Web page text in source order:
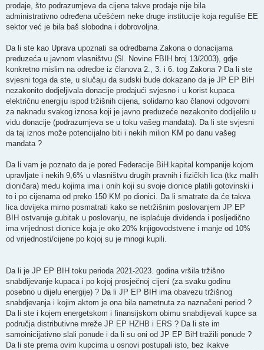
prodaje, što podrazumjeva da cijena takve prodaje nije bila
administrativno određena učešćem neke druge institucije koja reguliše EE
sektor već je bila baš slobodna i dobrovoljna.
Da li ste kao Uprava upoznati sa odredbama Zakona o donacijama
preduzeća u javnom vlasništvu (Sl. Novine FBIH broj 13/2003), gdje
konkretno mislim na odredbe iz članova 2., 3. i 6. tog Zakona ? Da li ste
svjesni toga da ste, u slučaju da sudski bude dokazano da je JP EP BiH
nezakonito dodjeljivala donacije prodajući svjesno i u korist kupaca
električnu energiju ispod tržišnih cijena, solidarno kao članovi odgovorni
za naknadu svakog iznosa koji je javno preduzeće nezakonito dodijelilo u
vidu donacije (podrazumjeva se u toku vašeg mandata). Da li ste svjesni
da taj iznos može potencijalno biti i nekih milion KM po danu vašeg
mandata ?
Da li vam je poznato da je pored Federacije BiH kapital kompanije kojom
upravljate i nekih 9,6% u vlasništvu drugih pravnih i fizičkih lica (tkz malih
dioničara) među kojima ima i onih koji su svoje dionice platili gotovinski i
to i po cijenama od preko 150 KM po dionici. Da li smatrate da će takva
lica dovijeka mirno posmatrati kako se netržišnim poslovanjem JP EP
BIH ostvaruje gubitak u poslovanju, ne isplaćuje dividenda i posljedično
ima vrijednost dionice koja je oko 20% knjigovodstvene i manje od 10%
od vrijednosti/cijene po kojoj su je mnogi kupili.
Da li je JP EP BIH toku perioda 2021-2023. godina vršila tržišno
snabdijevanje kupaca i po kojoj prosječnoj cijeni (za svaku godinu
posebno u dijelu energije) ? Da li JP EP BIH ima obavezu tržišnog
snabdjevanja i kojim aktom je ona bila nametnuta za naznačeni period ?
Da li ste i kojem energetskom i finansijskom obimu snabdijevali kupce sa
područja distributivne mreže JP EP HZHB i ERS ? Da li ste im
samoinicijativno slali ponude i da li su oni od JP EP BiH tražili ponude ?
Da li ste prema ovim kupcima u osnovi postupali isto, bez ikakve